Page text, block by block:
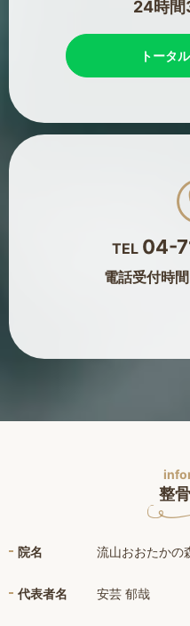
24時
トータ
TEL 04-
電話受付時間
整
院名 流山おおたかの
代表者名 安芸 郁哉